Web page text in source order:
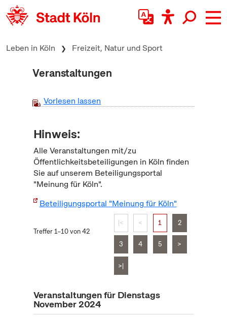
zum Inhalt springen
Leben in Köln Freizeit, Natur und Sport
Veranstaltungen
Vorlesen lassen
Hinweis:
Alle Veranstaltungen mit/zu
Öffentlichkeitsbeteiligungen in Köln finden
Sie auf unserem Beteiligungsportal
"Meinung für Köln".
Beteiligungsportal "Meinung für Köln"
Treffer 1–10 von 42
|< < 1 2
3 4 5 >
>|
Veranstaltungen für Dienstags
November 2024